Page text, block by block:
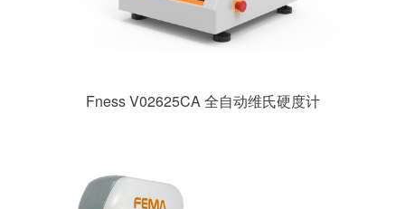
Fness V02625CA 全自动维氏硬度计